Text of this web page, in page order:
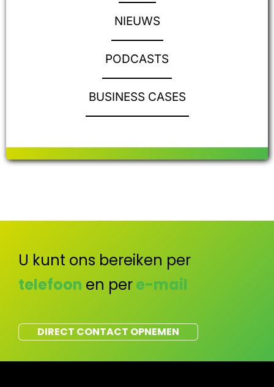
NIEUWS
PODCASTS
BUSINESS CASES
U kunt ons bereiken per
telefoon en pere-mail
DIRECT CONTACT OPNEMEN